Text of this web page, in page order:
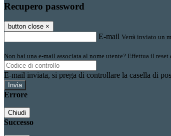
Recupero password
button close ×
E-mail Verrà inviato un
Non hai una e-mail associata al nome utente? Effettua il reset
E-mail inviata, si prega di controllare la casella di
Errore
Chiudi
Successo